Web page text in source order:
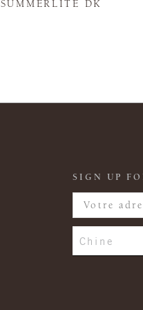
SUMMERLITE DK
SIGN UP
Chine